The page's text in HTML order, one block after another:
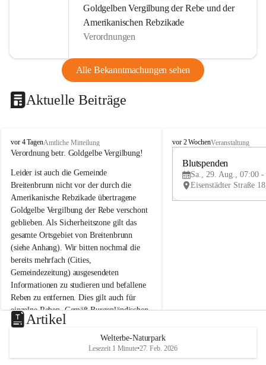
Goldgelben Vergilbung der Rebe und der
Amerikanischen Rebzikade
Verordnungen
Alle Bekanntmachungen sehen
Aktuelle Beiträge
B
r
i
t
e
n
b
r
u
n
n
a
m
N
e
u
s
d
vor 4 TagenAmtliche Mitteilung
Verordnung betr. Goldgelbe Vergilbung!
Leider ist auch die Gemeinde
Breitenbrunn nicht vor der durch die
Amerikanische Rebzikade übertragene
Goldgelbe Vergilbung der Rebe verschont
geblieben. Als Sicherheitszone gilt das
gesamte Ortsgebiet von Breitenbrunn
(siehe Anhang). Wir bitten nochmal die
bereits mehrfach (Cities,
Gemeindezeitung) ausgesendeten
Informationen zu studieren und befallene
Reben zu entfernen. Dies gilt auch für
einzelne Reben. Gemäß Burgenländischen
Weinbaugesetz sind nicht gepflegte oder
unzulässige Weingärten zu roden! Bitte
helfen wir zusammen um unsere Winzer
vor den prognostizierten Ernteausfällen
B
e
u
e
d
vor 2 WochenVeranstaltung
Blutspenden
Sa., 29. Aug., 07:00 -
Artikel
Welterbe-Naturpark
Lesezeit 1 Minute•27. Feb. 2026